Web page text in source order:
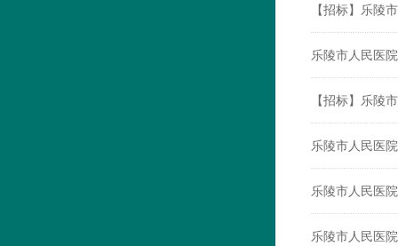
【招标】乐陵
乐陵市人民医
【招标】乐陵
乐陵市人民医
乐陵市人民医
乐陵市人民医